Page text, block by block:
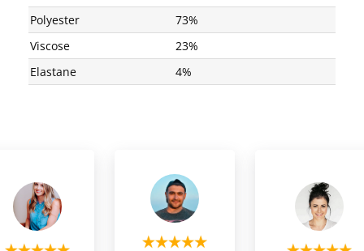
Polyester
73%
Viscose
23%
Elastane
4%